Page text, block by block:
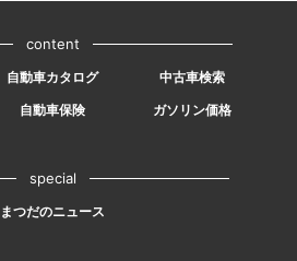
content
自動車カタログ
中古車検索
自動車保険 ガソリン価格
special
まつだのニュース